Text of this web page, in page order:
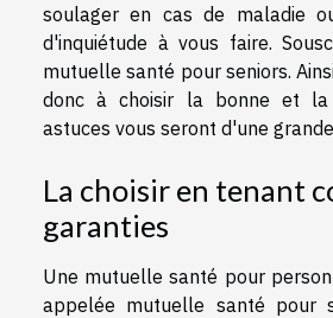
soulager en cas de maladie
d'inquiétude à vous faire.
mutuelle santé pour seniors.
donc à choisir la bonne et la
astuces vous seront d'une
La choisir en tenant
garanties
Une mutuelle santé pour
appelée mutuelle santé pour